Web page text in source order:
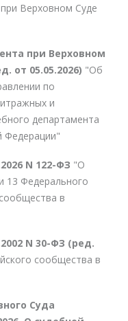
Верховном Суде
при Верховном
от 05.05.2026) "Об
по
и
департамента
Федерации"
N 122-ФЗ "О
13 Федерального
в
N 30-ФЗ (ред.
сообщества в
Суда